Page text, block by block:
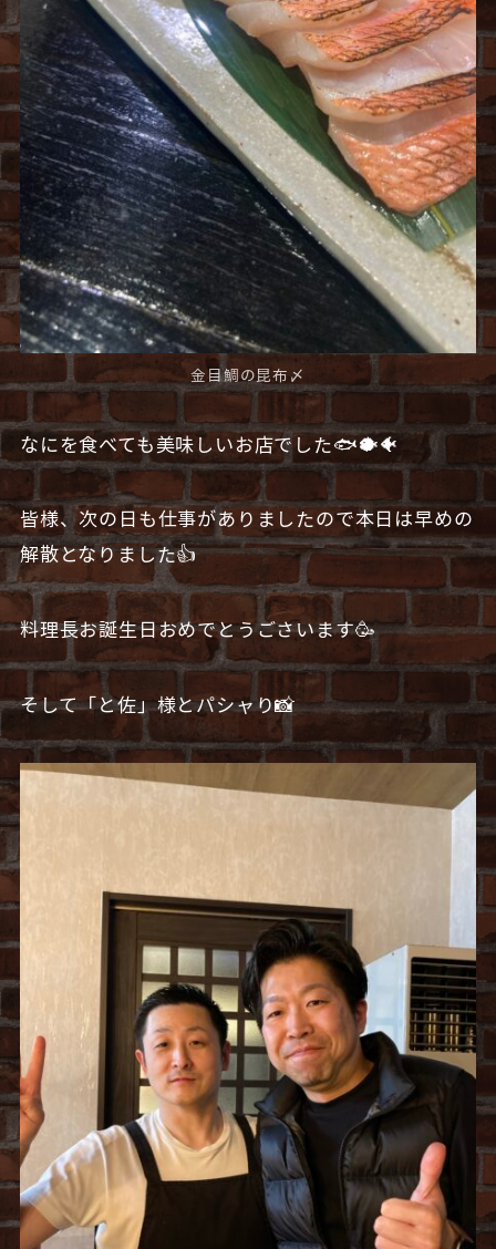
金目鯛の昆布〆
なにを食べても美味しいお店でした🐟🐡🐠
皆様、次の日も仕事がありましたので本日は早めの
解散となりました👍
料理長お誕生日おめでとうごさいます🥳
そして「と佐」様とパシャり📸